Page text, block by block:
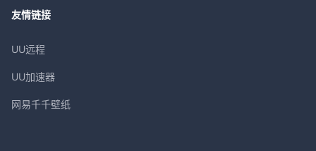
友情链接
UU远程
UU加速器
网易千千壁纸